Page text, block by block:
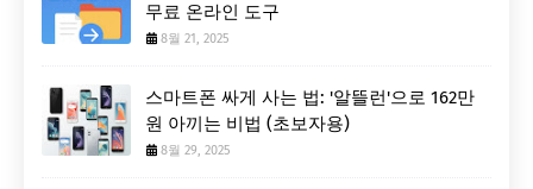
무료 온라인 도구
8월 21, 2025
스마트폰 싸게 사는 법: '알뜰런'으로 162만
원 아끼는 비법 (초보자용)
8월 29, 2025